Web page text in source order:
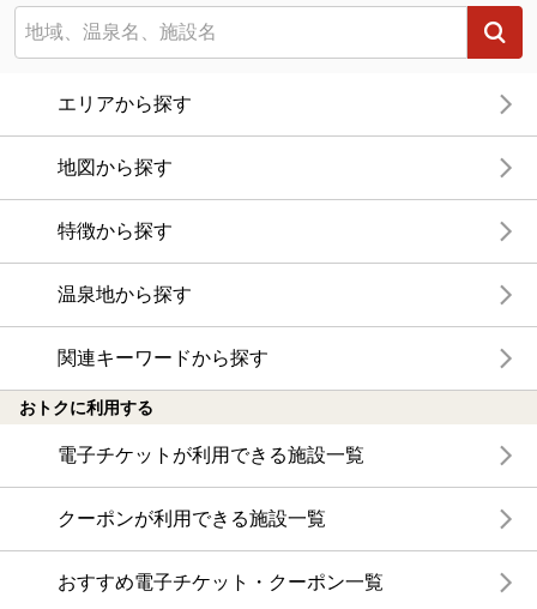
エリアから探す
地図から探す
特徴から探す
温泉地から探す
関連キーワードから探す
おトクに利用する
電子チケットが利用できる施設一覧
クーポンが利用できる施設一覧
おすすめ電子チケット・クーポン一覧